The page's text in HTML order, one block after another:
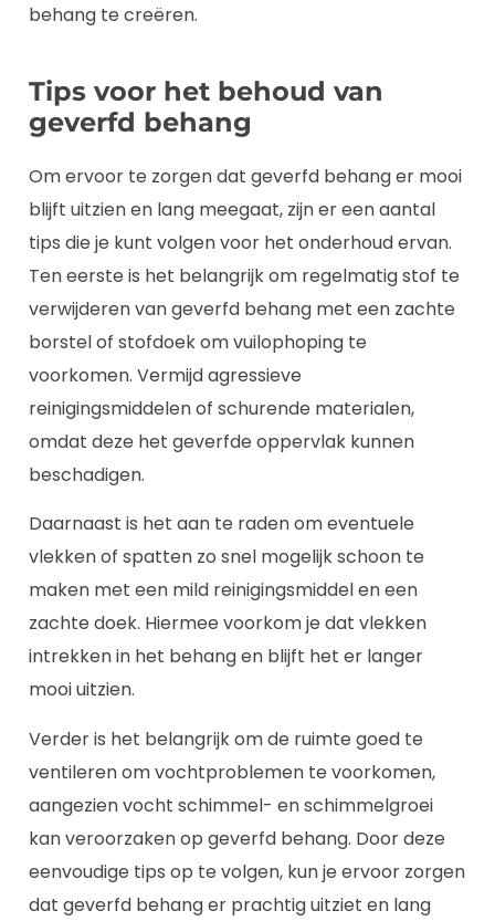
behang te creëren.
Tips voor het behoud van
geverfd behang
Om ervoor te zorgen dat geverfd behang er mooi
blijft uitzien en lang meegaat, zijn er een aantal
tips die je kunt volgen voor het onderhoud ervan.
Ten eerste is het belangrijk om regelmatig stof te
verwijderen van geverfd behang met een zachte
borstel of stofdoek om vuilophoping te
voorkomen. Vermijd agressieve
reinigingsmiddelen of schurende materialen,
omdat deze het geverfde oppervlak kunnen
beschadigen.
Daarnaast is het aan te raden om eventuele
vlekken of spatten zo snel mogelijk schoon te
maken met een mild reinigingsmiddel en een
zachte doek. Hiermee voorkom je dat vlekken
intrekken in het behang en blijft het er langer
mooi uitzien.
Verder is het belangrijk om de ruimte goed te
ventileren om vochtproblemen te voorkomen,
aangezien vocht schimmel- en schimmelgroei
kan veroorzaken op geverfd behang. Door deze
eenvoudige tips op te volgen, kun je ervoor zorgen
dat geverfd behang er prachtig uitziet en lang